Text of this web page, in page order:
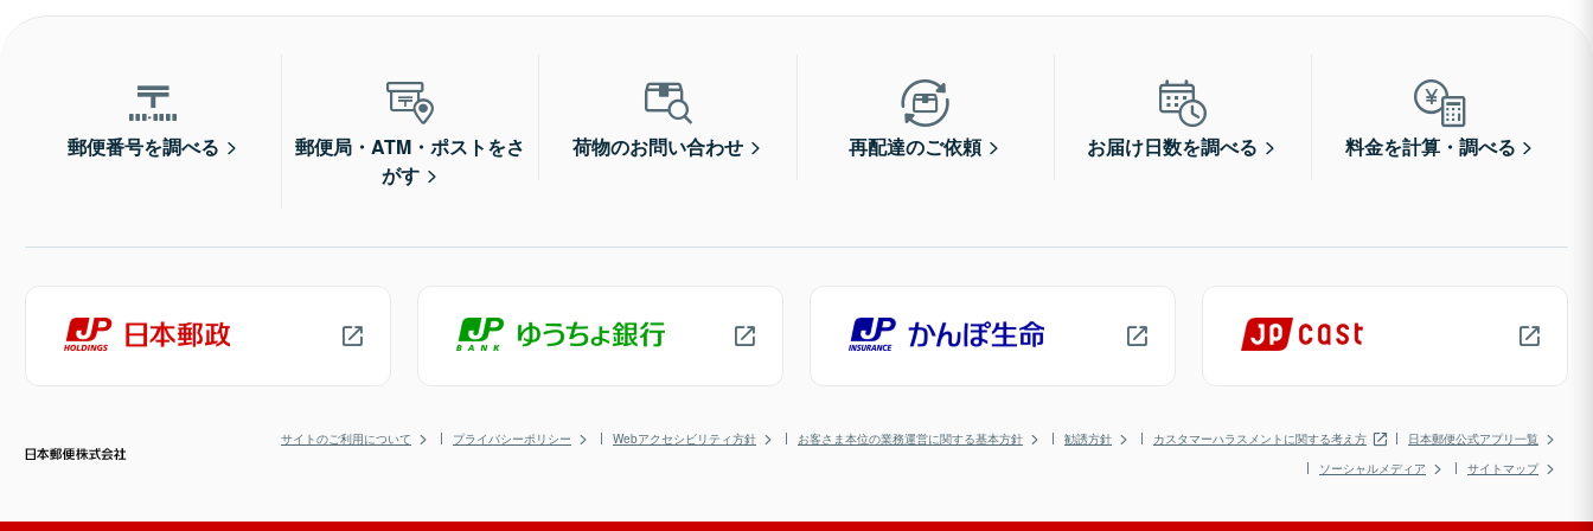
郵便番号を調べる
郵便局・ATM・ポストをさ
がす
荷物のお問い合わせ 再配達のご依頼 お届け日数を調べる 料金を計算・調べる
サイトのご利用について プライバシーポリシー Webアクセシビリティ方針 お客さま本位の業務運営に関する基本方針 勧誘方針 カスタマーハラスメントに関する考え方
日本郵便公式アプリ一覧
ソーシャルメディア
サイトマップ